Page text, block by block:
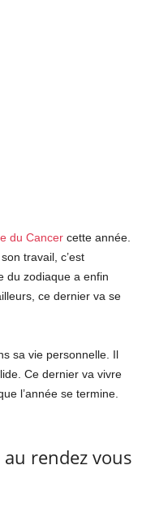
du Cancer cette année.
travail, c’est
du zodiaque a enfin
ce dernier va se
sa vie personnelle. Il
Ce dernier va vivre
l’année se termine.
au rendez vous